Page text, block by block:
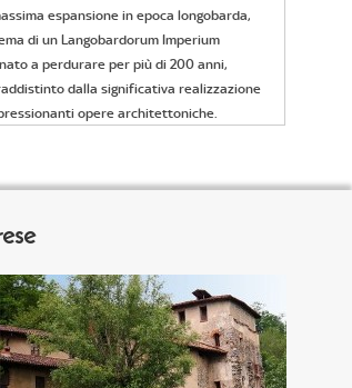
espansione in epoca longobarda,
di un Langobardorum Imperium
a perdurare per più di 200 anni,
dalla significativa realizzazione
opere architettoniche.